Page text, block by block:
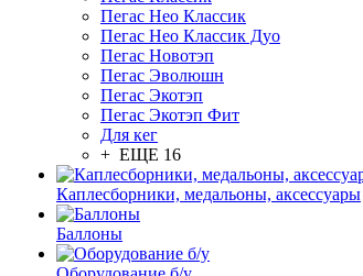
Пегас Нео Классик
Пегас Нео Классик Дуо
Пегас Новотэп
Пегас Эволюшн
Пегас Экотэп
Пегас Экотэп Фит
Для кег
+ ЕЩЕ 16
Каплесборники, медальоны, аксессуары
Баллоны